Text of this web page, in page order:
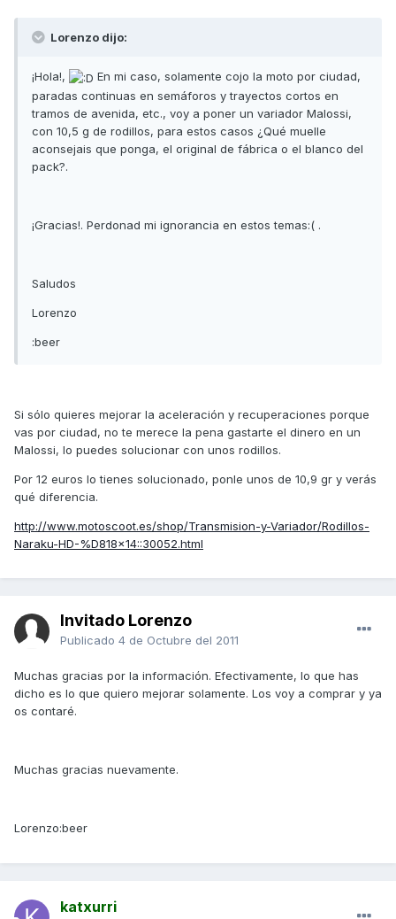
Lorenzo dijo:
¡Hola!,
En mi caso, solamente cojo la moto por ciudad,
paradas continuas en semáforos y trayectos cortos en
tramos de avenida, etc., voy a poner un variador Malossi,
con 10,5 g de rodillos, para estos casos ¿Qué muelle
aconsejais que ponga, el original de fábrica o el blanco del
pack?.
¡Gracias!. Perdonad mi ignorancia en estos temas:( .
Saludos
Lorenzo
:beer
Si sólo quieres mejorar la aceleración y recuperaciones porque
vas por ciudad, no te merece la pena gastarte el dinero en un
Malossi, lo puedes solucionar con unos rodillos.
Por 12 euros lo tienes solucionado, ponle unos de 10,9 gr y verás
qué diferencia.
http://www.motoscoot.es/shop/Transmision-y-Variador/Rodillos-
Naraku-HD-%D818x14::30052.html
Invitado Lorenzo
Publicado 4 de Octubre del 2011
Muchas gracias por la información. Efectivamente, lo que has
dicho es lo que quiero mejorar solamente. Los voy a comprar y ya
os contaré.
Muchas gracias nuevamente.
Lorenzo:beer
katxurri